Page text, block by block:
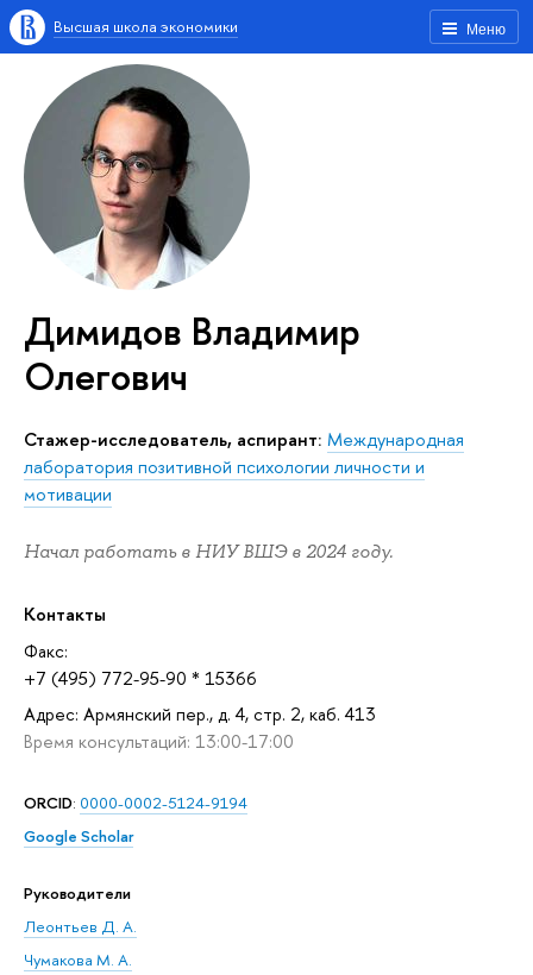
Меню
Высшая школа экономики
Димидов Владимир
Олегович
Стажер-исследователь, аспирант: Международная
лаборатория позитивной психологии личности и
мотивации
Начал работать в НИУ ВШЭ в 2024 году.
Контакты
Факс:
+7 (495) 772-95-90 * 15366
Адрес: Армянский пер., д. 4, стр. 2, каб. 413
Время консультаций: 13:00-17:00
ORCID: 0000-0002-5124-9194
Google Scholar
Руководители
Леонтьев Д. А.
Чумакова М. А.